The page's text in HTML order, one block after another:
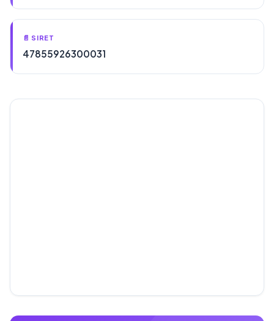
📄 SIRET
47855926300031